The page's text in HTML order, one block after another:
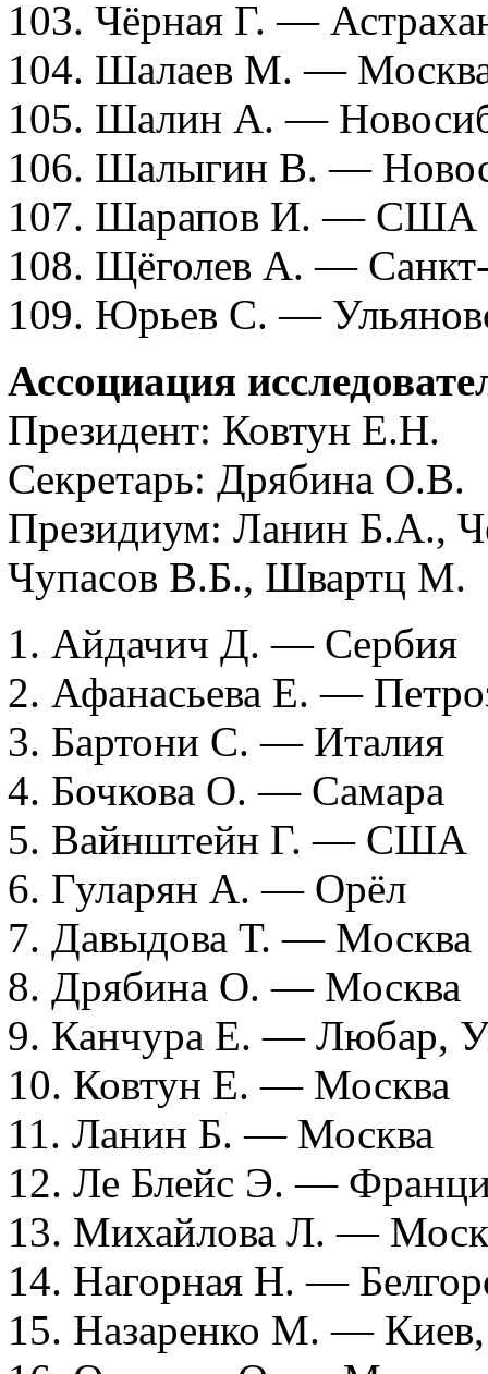
103. Чёрная Г. —
104. Шалаев М. —
105. Шалин А. —
106. Шалыгин В. —
107. Шарапов И. — США
108. Щёголев А. —
109. Юрьев С. —
Ассоциация
Президент: Ковтун Е.Н.
Секретарь: Дрябина О.В.
Президиум: Ланин Б.А.,
Чупасов В.Б., Швартц М.
1. Айдачич Д. — Сербия
2. Афанасьева Е. —
3. Бартони С. — Италия
4. Бочкова О. — Самара
5. Вайнштейн Г. — США
6. Гуларян А. — Орёл
7. Давыдова Т. — Москва
8. Дрябина О. — Москва
9. Канчура Е. — Любар,
10. Ковтун Е. — Москва
11. Ланин Б. — Москва
12. Ле Блейс Э. —
13. Михайлова Л. —
14. Нагорная Н. —
15. Назаренко М. —